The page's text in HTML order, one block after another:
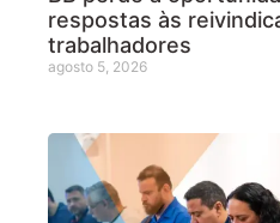
respostas às
trabalhadores
agosto 5, 2026